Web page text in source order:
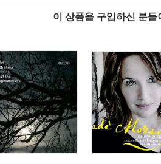
이 상품을 구입하신 분